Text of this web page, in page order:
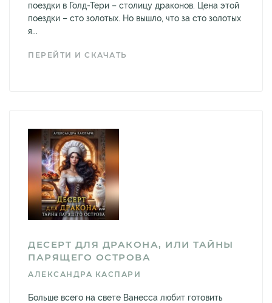
поездки в Голд-Тери – столицу драконов. Цена этой
поездки – сто золотых. Но вышло, что за сто золотых
я...
ПЕРЕЙТИ И СКАЧАТЬ
ДЕСЕРТ ДЛЯ ДРАКОНА, ИЛИ ТАЙНЫ
ПАРЯЩЕГО ОСТРОВА
АЛЕКСАНДРА КАСПАРИ
Больше всего на свете Ванесса любит готовить